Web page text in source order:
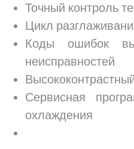
Точный контроль
Цикл
Коды ошибок
неисправностей
Сервисная
охлаждения